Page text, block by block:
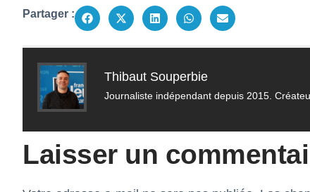
Partager :
Thibaut Souperbie
Journaliste indépendant depuis 2015.
Laisser un